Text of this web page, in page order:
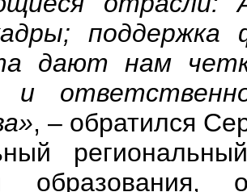
поддержка
дают нам
и
, – обратился
образования,